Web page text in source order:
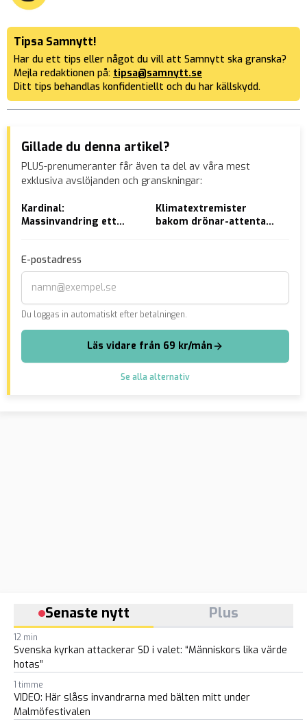
Tipsa Samnytt!
Har du ett tips eller något du vill att Samnytt ska granska?
Mejla redaktionen på: tipsa@samnytt.se
Ditt tips behandlas konfidentiellt och du har källskydd.
Gillade du denna artikel?
PLUS-prenumeranter får även ta del av våra mest
exklusiva avslöjanden och granskningar:
Kardinal:
Massinvandring ett
Klimatextremister
bakom drönar-attentat
E-postadress
Du loggas in automatiskt efter betalningen.
Läs vidare från 69 kr/mån
Se alla alternativ
Senaste nytt Plus
12 min
Svenska kyrkan attackerar SD i valet: “Människors lika värde
hotas”
1 timme
VIDEO: Här slåss invandrarna med bälten mitt under
Malmöfestivalen